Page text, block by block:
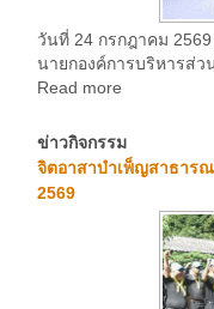
วันที่ 24 กรกฎาคม
นายกองค์การบริหารส่ว
Read more
ข่าวกิจกรรม
จิตอาสาบำเพ็ญสาธาร
2569